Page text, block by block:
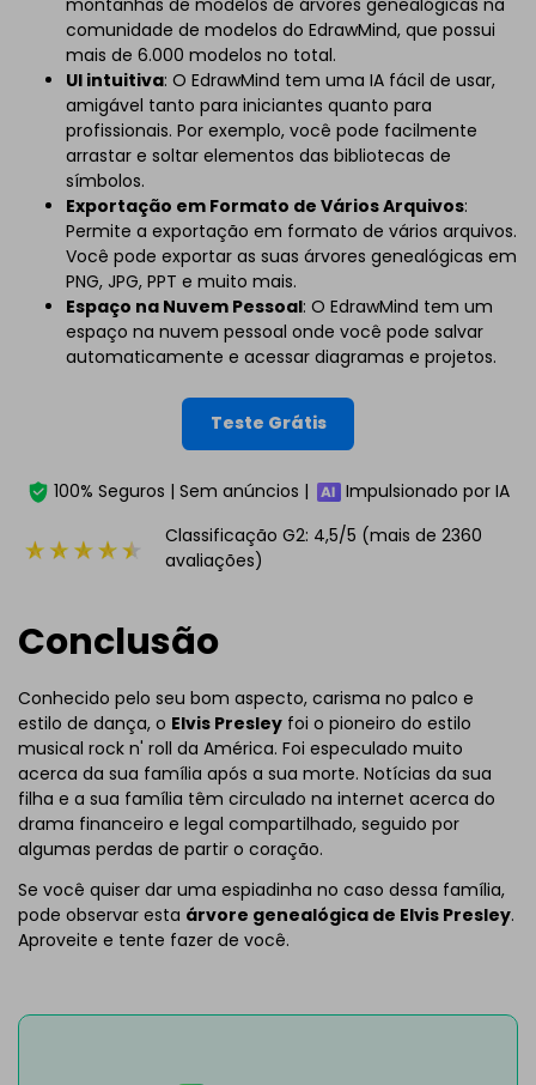
montanhas de modelos de árvores genealógicas na
comunidade de modelos do EdrawMind, que possui
mais de 6.000 modelos no total.
UI intuitiva: O EdrawMind tem uma IA fácil de usar,
amigável tanto para iniciantes quanto para
profissionais. Por exemplo, você pode facilmente
arrastar e soltar elementos das bibliotecas de
símbolos.
Exportação em Formato de Vários Arquivos:
Permite a exportação em formato de vários arquivos.
Você pode exportar as suas árvores genealógicas em
PNG, JPG, PPT e muito mais.
Espaço na Nuvem Pessoal: O EdrawMind tem um
espaço na nuvem pessoal onde você pode salvar
automaticamente e acessar diagramas e projetos.
Teste Grátis
100% Seguros | Sem anúncios |
Impulsionado por IA
Classificação G2: 4,5/5 (mais de 2360
avaliações)
Conclusão
Conhecido pelo seu bom aspecto, carisma no palco e
estilo de dança, o Elvis Presley foi o pioneiro do estilo
musical rock n' roll da América. Foi especulado muito
acerca da sua família após a sua morte. Notícias da sua
filha e a sua família têm circulado na internet acerca do
drama financeiro e legal compartilhado, seguido por
algumas perdas de partir o coração.
Se você quiser dar uma espiadinha no caso dessa família,
pode observar esta árvore genealógica de Elvis Presley.
Aproveite e tente fazer de você.